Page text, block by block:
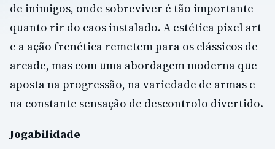
de inimigos, onde sobreviver é tão importante
quanto rir do caos instalado. A estética pixel art
e a ação frenética remetem para os clássicos de
arcade, mas com uma abordagem moderna que
aposta na progressão, na variedade de armas e
na constante sensação de descontrolo divertido.
Jogabilidade